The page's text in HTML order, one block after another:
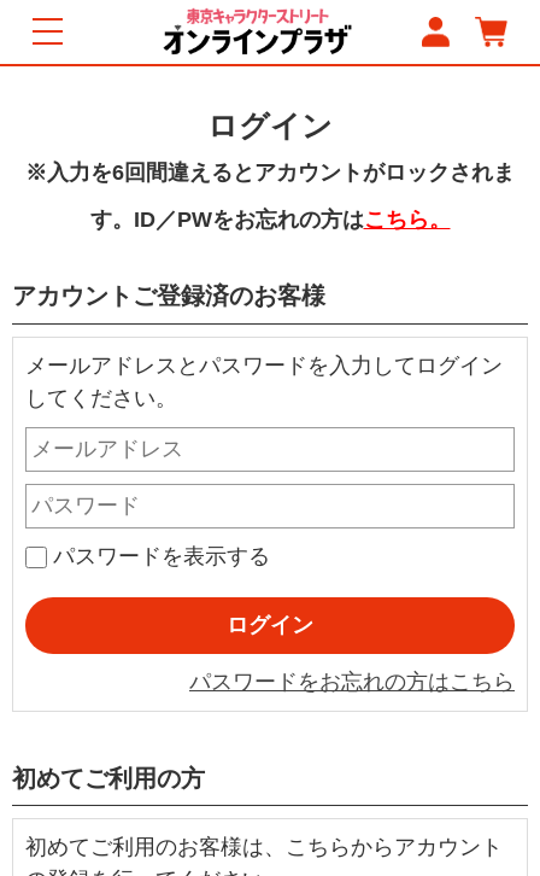
ログイン
※入力を6回間違えるとアカウントがロックされま
す。ID／PWをお忘れの方はこちら。
アカウントご登録済のお客様
メールアドレスとパスワードを入力してログイン
してください。
パスワードを表示する
パスワードをお忘れの方はこちら
初めてご利用の方
初めてご利用のお客様は、こちらからアカウント